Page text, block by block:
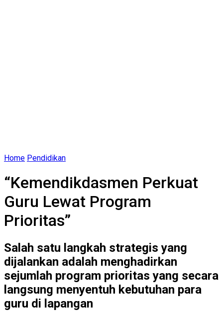
Home Pendidikan
“Kemendikdasmen Perkuat
Guru Lewat Program
Prioritas”
Salah satu langkah strategis yang
dijalankan adalah menghadirkan
sejumlah program prioritas yang secara
langsung menyentuh kebutuhan para
guru di lapangan